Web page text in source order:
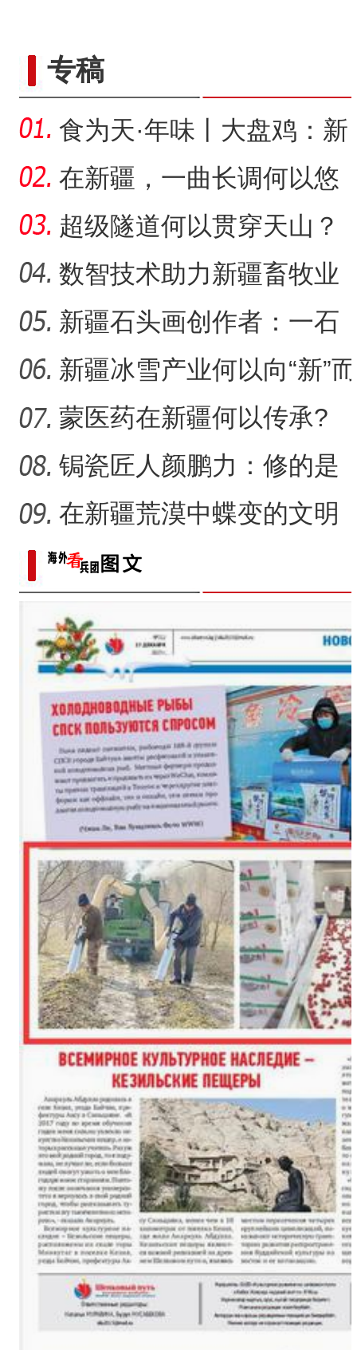
侨乡故事 | 从游客到创客：
侨乡故事 | 新疆吐鲁番烘焙
专稿
食为天·年味丨大盘鸡：新
疆春节餐桌上的年味担当
在新疆，一曲长调何以悠
扬？
超级隧道何以贯穿天山？
数智技术助力新疆畜牧业
走“新”路
新疆石头画创作者：一石
一画乐在其中
新疆冰雪产业何以向“新”而
行？
蒙医药在新疆何以传承?
锔瓷匠人颜鹏力：修的是
瓷，也是“情”
在新疆荒漠中蝶变的文明
村镇